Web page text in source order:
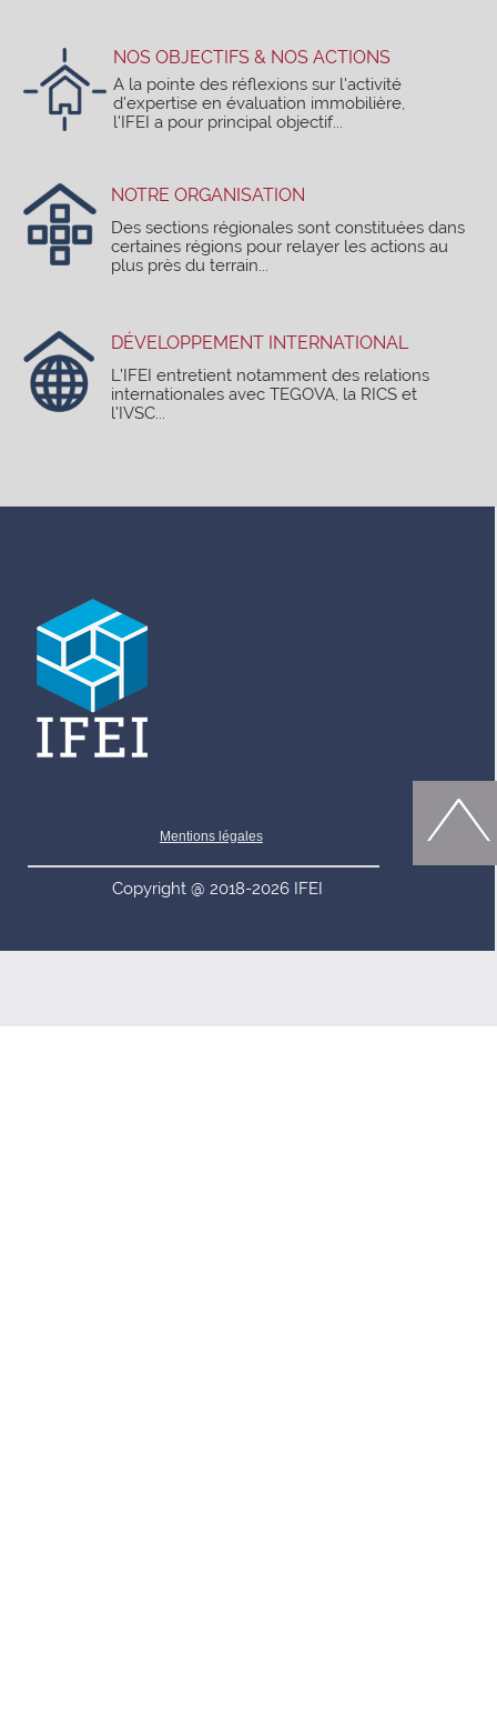
NOS OBJECTIFS & NOS ACTIONS
A la pointe des réflexions sur l'activité
d'expertise en évaluation immobilière,
l'IFEI a pour principal objectif...
NOTRE ORGANISATION
Des sections régionales sont constituées dans
certaines régions pour relayer les actions au
plus près du terrain...
DÉVELOPPEMENT INTERNATIONAL
L’IFEI entretient notamment des relations
internationales avec TEGOVA, la RICS et
l'IVSC...
Mentions légales
Copyright @ 2018-2026 IFEI